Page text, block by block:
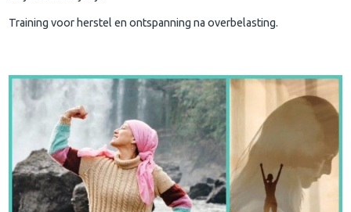
Training voor herstel en ontspanning na overbelasting.